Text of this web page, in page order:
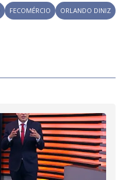
FECOMÉRCIO
ORLANDO DINIZ